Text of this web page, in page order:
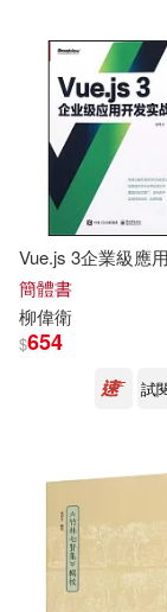
專家編寫組
李居明(15)
李秀英（主
杜斯妥也
森恒二(15)
衛小天(15)
賴秋琴(15)
鄭技師(15)
醫師資格
吉林出版
得利影視
中國友誼
上海交通
四川少年兒
Vue.js 3企業級應
簡體書
柳偉衛
$654
試